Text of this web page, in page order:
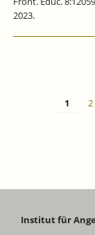
2023.
1
2
Institut für